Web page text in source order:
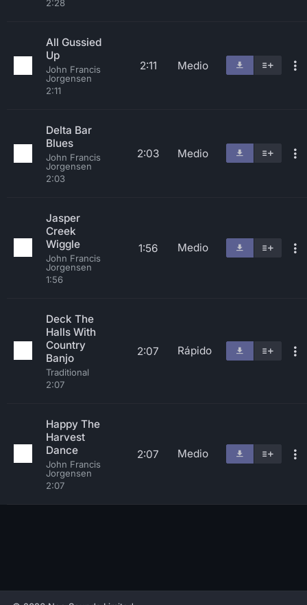
2:28
All Gussied
Up
John Francis
Jorgensen
2:11
2:11 Medio
Delta Bar
Blues
John Francis
Jorgensen
2:03
2:03 Medio
Jasper
Creek
Wiggle
John Francis
Jorgensen
1:56
1:56 Medio
Deck The
Halls With
Country
Banjo
Traditional
2:07
2:07 Rápido
Happy The
Harvest
Dance
John Francis
Jorgensen
2:07
2:07 Medio